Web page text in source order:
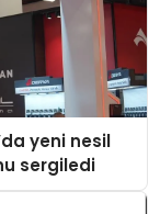
yeni nesil
sergiledi